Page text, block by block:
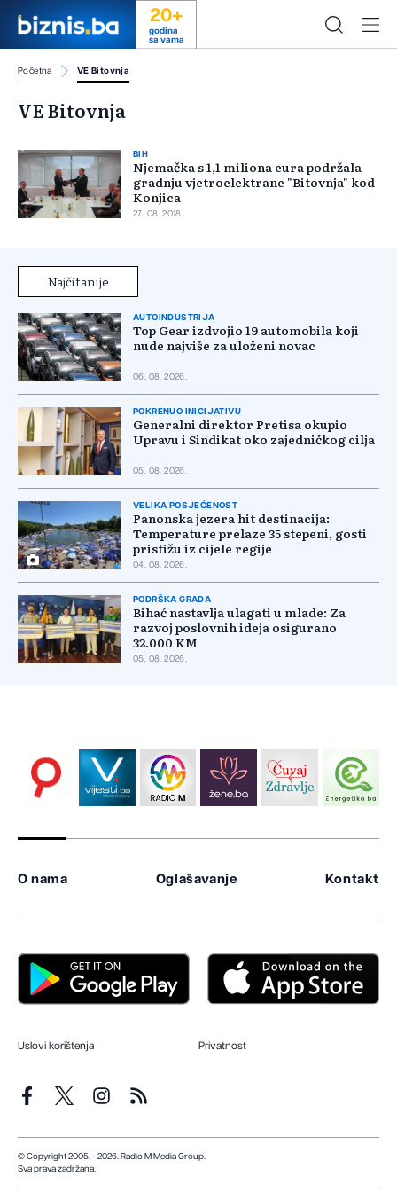
20+
godina
sa vama
Početna VE Bitovnja
VE Bitovnja
BIH
Njemačka s 1,1 miliona eura podržala
gradnju vjetroelektrane "Bitovnja" kod
Konjica
27. 08. 2018.
Najčitanije
AUTOINDUSTRIJA
Top Gear izdvojio 19 automobila koji
nude najviše za uloženi novac
06. 08. 2026.
POKRENUO INICIJATIVU
Generalni direktor Pretisa okupio
Upravu i Sindikat oko zajedničkog cilja
05. 08. 2026.
VELIKA POSJEĆENOST
Panonska jezera hit destinacija:
Temperature prelaze 35 stepeni, gosti
pristižu iz cijele regije
04. 08. 2026.
PODRŠKA GRADA
Bihać nastavlja ulagati u mlade: Za
razvoj poslovnih ideja osigurano
32.000 KM
05. 08. 2026.
O nama Oglašavanje Kontakt
Uslovi korištenja Privatnost
© Copyright 2005. - 2026. Radio M Media Group.
Sva prava zadržana.